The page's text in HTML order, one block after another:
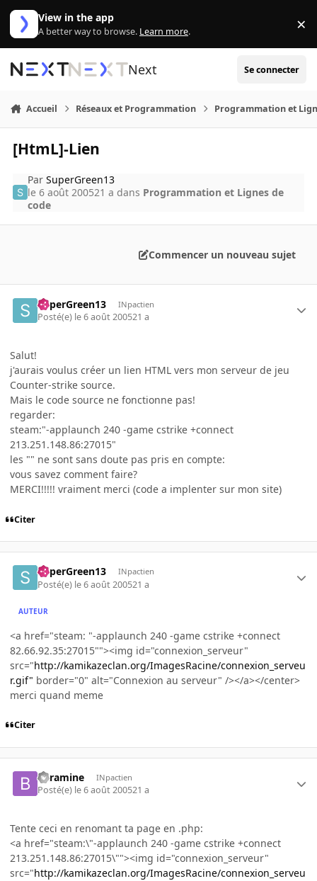
Aller au contenu
View in the app
A better way to browse. Learn more. ×
Next Se connecter
Accueil Réseaux et Programmation Programmation et
[HtmL]-Lien
ParSuperGreen13
le 6 août 200521 a dans Programmation et Lignes de
code
Commencer un nouveau sujet
SuperGreen13 INpactien
Posté(e) le 6 août 200521 a
Salut!
j'aurais voulus créer un lien HTML vers mon serveur de jeu
Counter-strike source.
Mais le code source ne fonctionne pas!
regarder:
steam:"-applaunch 240 -game cstrike +connect
213.251.148.86:27015"
les "" ne sont sans doute pas pris en compte:
vous savez comment faire?
MERCI!!!!! vraiment merci (code a implenter sur mon site)
Citer
SuperGreen13 INpactien
Posté(e) le 6 août 200521 a
AUTEUR
<a href="steam: "-applaunch 240 -game cstrike +connect
82.66.92.35:27015""><img id="connexion_serveur"
src="http://kamikazeclan.org/ImagesRacine/connexion_serveu
r.gif" border="0" alt="Connexion au serveur" /></a></center>
merci quand meme
Citer
Baramine INpactien
Posté(e) le 6 août 200521 a
Tente ceci en renomant ta page en .php:
<a href="steam:\"-applaunch 240 -game cstrike +connect
213.251.148.86:27015\""><img id="connexion_serveur"
src="http://kamikazeclan.org/ImagesRacine/connexion_serveu